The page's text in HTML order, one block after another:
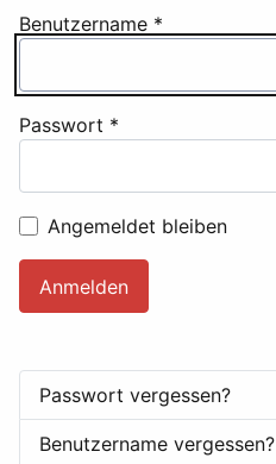
Benutzername *
Passwort *
Angemeldet bleiben
Anmelden
Passwort vergessen?
Benutzername vergessen?